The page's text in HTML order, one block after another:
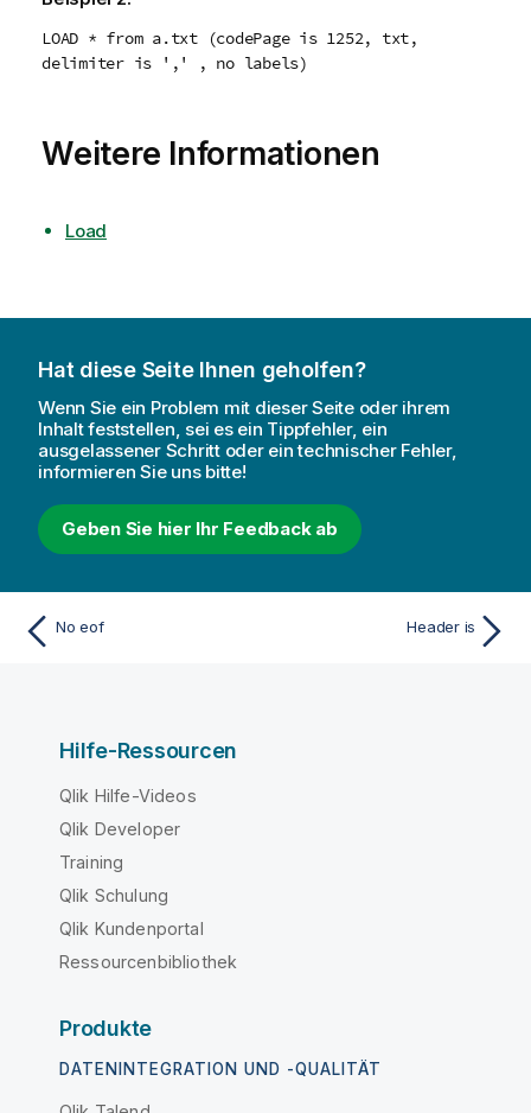
LOAD * from a.txt (codePage is 1252, txt,
delimiter is ',' , no labels)
Weitere Informationen
Load
Hat diese Seite Ihnen geholfen?
Wenn Sie ein Problem mit dieser Seite oder ihrem
Inhalt feststellen, sei es ein Tippfehler, ein
ausgelassener Schritt oder ein technischer Fehler,
informieren Sie uns bitte!
Geben Sie hier Ihr Feedback ab
No eof Header is
Hilfe-Ressourcen
Qlik Hilfe-Videos
Qlik Developer
Training
Qlik Schulung
Qlik Kundenportal
Ressourcenbibliothek
Produkte
DATENINTEGRATION UND -QUALITÄT